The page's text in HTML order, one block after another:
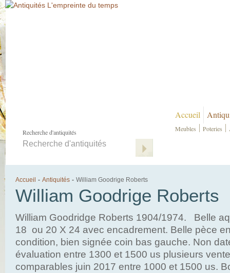
Recherche d'antiquités
Accueil
Meubles Poteries
Accueil - Antiquités - William Goodrige Roberts
William Goodrige Roberts
William Goodridge Roberts 1904/1974. Belle
18 ou 20 X 24 avec encadrement. Belle pèce
condition, bien signée coin bas gauche. Non
évaluation entre 1300 et 1500 us plusieurs
comparables juin 2017 entre 1000 et 1500 us.